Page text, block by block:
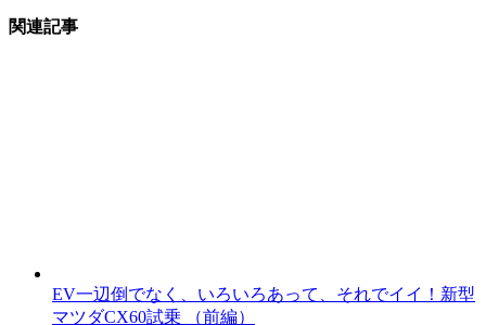
関連記事
EV一辺倒でなく、いろいろあって、それでイイ！新型
マツダCX60試乗 （前編）